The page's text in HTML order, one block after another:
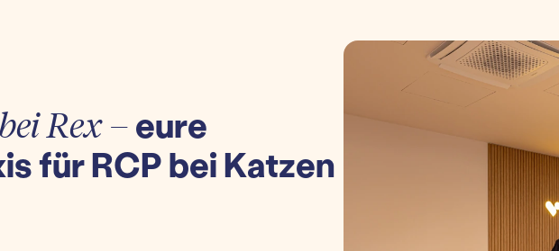
Rex –eure
für RCP bei Katzen